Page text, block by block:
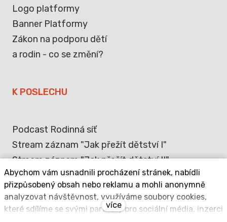
Logo platformy
Banner Platformy
Zákon na podporu dětí
a rodin - co se změní?
K POSLECHU
Podcast Rodinná síť
Stream záznam "Jak přežít dětství I"
Stream záznam "Jak přežít dětství II"
Abychom vám usnadnili procházení stránek, nabídli
přizpůsobený obsah nebo reklamu a mohli anonymně
analyzovat návštěvnost, využíváme soubory cookies,
které sdílíme se svými partnery pro sociální média, inzerci
více